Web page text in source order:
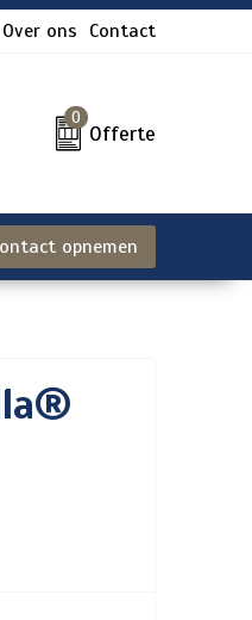
Over ons Contact
0
Offerte
opnemen